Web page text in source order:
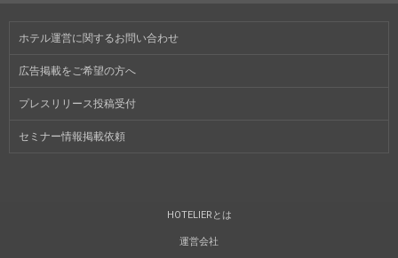
ホテル運営に関するお問い合わせ
広告掲載をご希望の方へ
プレスリリース投稿受付
セミナー情報掲載依頼
HOTELIERとは
運営会社